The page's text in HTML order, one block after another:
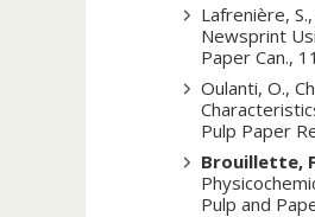
Lafrenière,
Newsprint
Paper Can.,
Oulanti, O.,
Pulp Paper
Brouillette,
Pulp and